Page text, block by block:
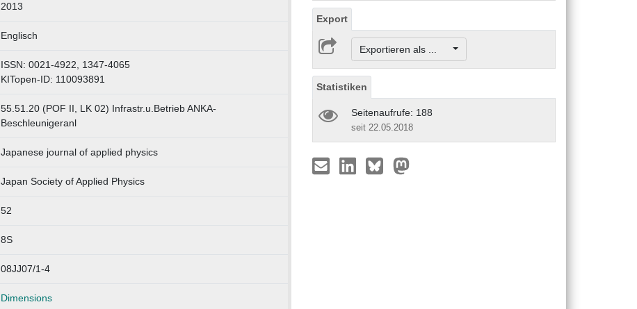
2013
Englisch
ISSN: 0021-4922, 1347-4065
KITopen-ID: 110093891
55.51.20 (POF II, LK 02) Infrastr.u.Betrieb ANKA-
Beschleunigeranl
Japanese journal of applied physics
Japan Society of Applied Physics
52
8S
08JJ07/1-4
Dimensions
Export
Exportieren als ...
Statistiken
Seitenaufrufe: 188
seit 22.05.2018